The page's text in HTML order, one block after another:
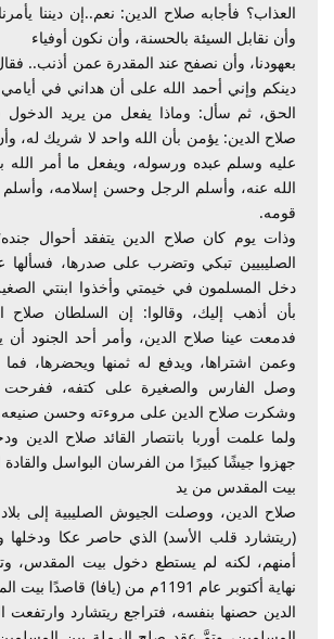
العذاب؟ فأجابه صلاح الدين: نعم..إن ديننا
وأن نقابل السيئة بالحسنة، وأن نكون أوفياء
بعهودنا، وأن نصفح عند المقدرة عمن أذنب..
دينكم وإني أحمد الله على أن هداني في أيامي
الحق، ثم سأل: وماذا يفعل من يريد الدخول
صلاح الدين: يؤمن بأن الله واحد لا شريك له،
عليه وسلم عبده ورسوله، ويفعل ما أمر الله
الله عنه، وأسلم الرجل وحسن إسلامه، وأسلم
قومه.
وذات يوم كان صلاح الدين يتفقد أحوال
الصليبيين تبكي وتضرب على صدرها، فسألها
دخل المسلمون في خيمتي وأخذوا ابنتي
بأن أذهب إليك، وقالوا: إن السلطان صلاح
فدمعت عينا صلاح الدين، وأمر أحد الجنود
وعمن اشتراها، ويدفع له ثمنها ويحضرها،
وصل الفارس والصغيرة على كتفه، ففرحت
وشكرت صلاح الدين على مروءته وحسن
ولما علمت أوربا بانتصار القائد صلاح الدين
جهزوا جيشًا كبيرًا من الفرسان البواسل والقادة
بيت المقدس من يد
صلاح الدين، ووصلت الجيوش الصليبية إلى
(ريتشارد قلب الأسد) الذي حاصر عكا ودخلها
أمنهم، لكنه لم يستطع دخول بيت المقدس،
نهاية أكتوبر عام 1191م من (يافا)
الدين حصنها بنفسه، فتراجع ريتشارد وارتفعت